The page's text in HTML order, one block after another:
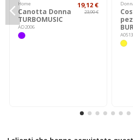
Home
Canotta Donna
TURBOMUSIC
AD2006
19,12 €
23,90 €